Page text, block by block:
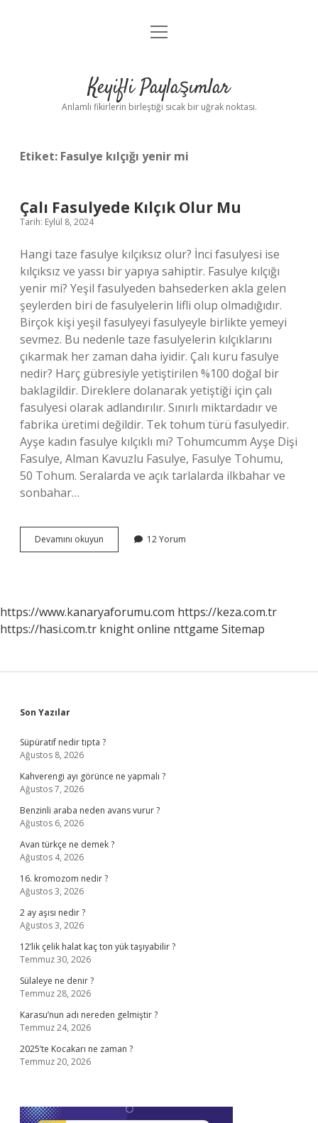
Anasayfa
Yasal Uyarı
menüyü
Keyifli Paylaşımlar
Anlamlı fikirlerin birleştiği sıcak bir uğrak noktası.
Etiket: Fasulye kılçığı yenir mi
Çalı Fasulyede Kılçık Olur Mu
Tarih: Eylül 8, 2024
Hangi taze fasulye kılçıksız olur? İnci fasulyesi ise
kılçıksız ve yassı bir yapıya sahiptir. Fasulye kılçığı
yenir mi? Yeşil fasulyeden bahsederken akla gelen
şeylerden biri de fasulyelerin lifli olup olmadığıdır.
Birçok kişi yeşil fasulyeyi fasulyeyle birlikte yemeyi
sevmez. Bu nedenle taze fasulyelerin kılçıklarını
çıkarmak her zaman daha iyidir. Çalı kuru fasulye
nedir? Harç gübresiyle yetiştirilen %100 doğal bir
baklagildir. Direklere dolanarak yetiştiği için çalı
fasulyesi olarak adlandırılır. Sınırlı miktardadır ve
fabrika üretimi değildir. Tek tohum türü fasulyedir.
Ayşe kadın fasulye kılçıklı mı? Tohumcumm Ayşe Dişi
Fasulye, Alman Kavuzlu Fasulye, Fasulye Tohumu,
50 Tohum. Seralarda ve açık tarlalarda ilkbahar ve
sonbahar…
Devamını okuyun
Fasulyede
12 Yorum
https://www.kanaryaforumu.com https://keza.com.tr
https://hasi.com.tr knight online nttgame Sitemap
Sidebar
Son Yazılar
Süpüratif nedir tıpta ?
Ağustos 8, 2026
Kahverengi ayı görünce ne yapmalı ?
Ağustos 7, 2026
Benzinli araba neden avans vurur ?
Ağustos 6, 2026
Avan türkçe ne demek ?
Ağustos 4, 2026
16. kromozom nedir ?
Ağustos 3, 2026
2 ay aşısı nedir ?
Ağustos 3, 2026
12’lik çelik halat kaç ton yük taşıyabilir ?
Temmuz 30, 2026
Sülaleye ne denir ?
Temmuz 28, 2026
Karasu’nun adı nereden gelmiştir ?
Temmuz 24, 2026
2025’te Kocakarı ne zaman ?
Temmuz 20, 2026